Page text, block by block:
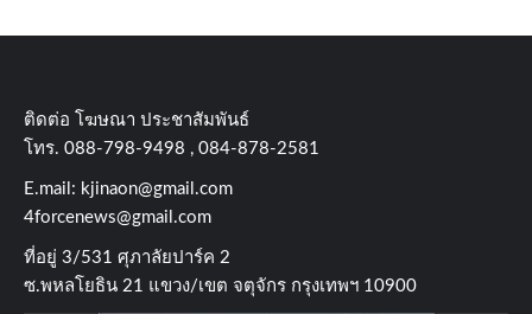
ติดต่อ​ โฆษณา​ ประชาสัมพันธ์
โทร​. 088-798-9498 , 084-878-2581
E.mail: kjinaon@gmail.com
4forcenews@gmail.com
ที่อยู่​ 3/531​ ศุภาลัยปาร์ค​ 2
ซ.พหลโยธิน​ 21​ แขวง/เขต​ จตุจักร​ กรุงเทพฯ 10900